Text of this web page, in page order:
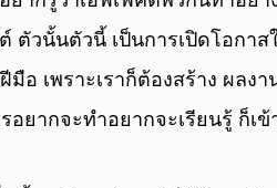
ต์ ตัวนั้นตัวนี้ เป็นการเปิดโอกา
เพราะเราก็ต้องสร้าง ผลงา
ยากจะทําอยากจะเรียนรู้ ก็เข้